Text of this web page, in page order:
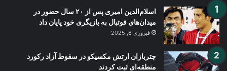
اسلام‌الدین امیری پس از ۲۰ سال حضور در
میدان‌های فوتبال به بازیگری خود پایان داد
فبروری 8, 2025
چتربازان ارتش مکسیکو در سقوط آزاد رکورد
منطقه‌ای ثبت کردند